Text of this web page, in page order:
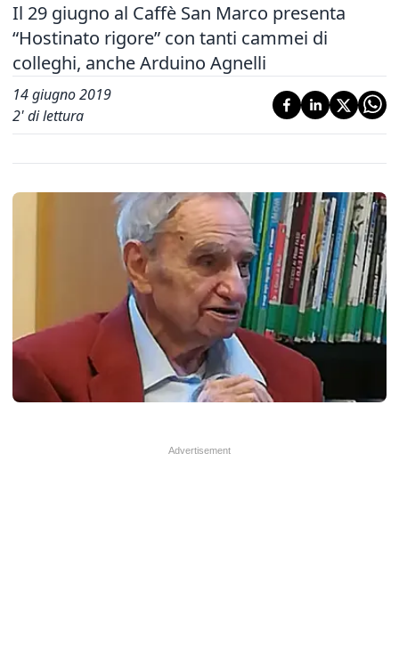
Il 29 giugno al Caffè San Marco presenta
“Hostinato rigore” con tanti cammei di
colleghi, anche Arduino Agnelli
14 giugno 2019
2' di lettura